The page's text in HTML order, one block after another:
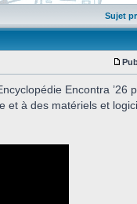
Sujet
Encontra ’26
et à des matériels et